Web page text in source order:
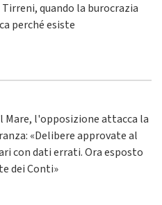
Tirreni, quando la burocrazia
perché esiste
Mare, l'opposizione attacca la
«Delibere approvate al
con dati errati. Ora esposto
dei Conti»